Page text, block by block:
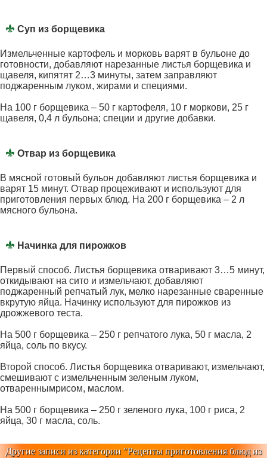
Суп из борщевика
Измельченные картофель и морковь варят в бульоне до
готовности, добавляют нарезанные листья борщевика и
щавеля, кипятят 2…3 минуты, затем заправляют
поджаренным луком, жирами и специями.
На 100 г борщевика – 50 г картофеля, 10 г моркови, 25 г
щавеля, 0,4 л бульона; специи и другие добавки.
Отвар из борщевика
В мясной готовый бульон добавляют листья борщевика и
варят 15 минут. Отвар процеживают и используют для
приготовления первых блюд. На 200 г борщевика – 2 л
мясного бульона.
Начинка для пирожков
Первый способ. Листья борщевика отваривают 3…5 минут,
откидывают на сито и измельчают, добавляют
поджаренный репчатый лук, мелко нарезанные сваренные
вкрутую яйца. Начинку используют для пирожков из
дрожжевого теста.
На 500 г борщевика – 250 г репчатого лука, 50 г масла, 2
яйца, соль по вкусу.
Второй способ. Листья борщевика отваривают, измельчают,
смешивают с измельченным зеленым луком,
отвареннымрисом, маслом.
На 500 г борщевика – 250 г зеленого лука, 100 г риса, 2
яйца, 30 г масла, соль.
Другие записи из категории "Рецепты приготовления блюд из